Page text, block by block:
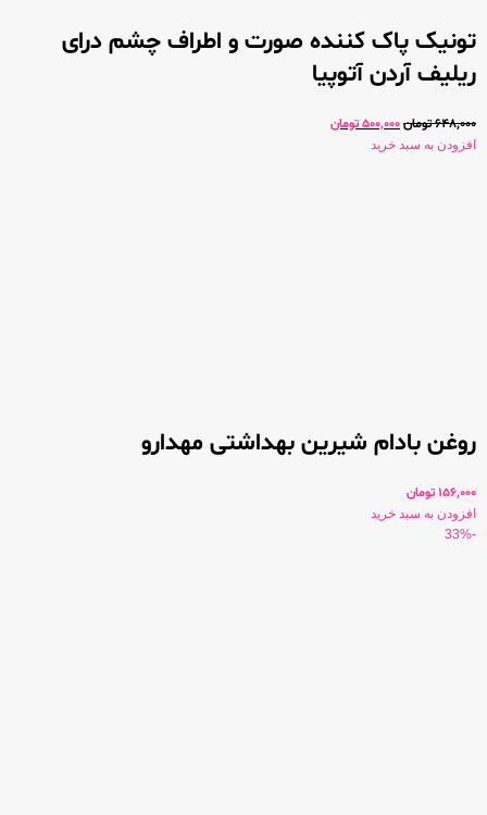
تونیک پاک کننده صورت و اطراف چشم درای
ریلیف آردن آتوپیا
648,000تومان500,000تومان
افزودن به سبد خرید
روغن بادام شیرین بهداشتی مهدارو
156,000 تومان
افزودن به سبد خرید
-33%